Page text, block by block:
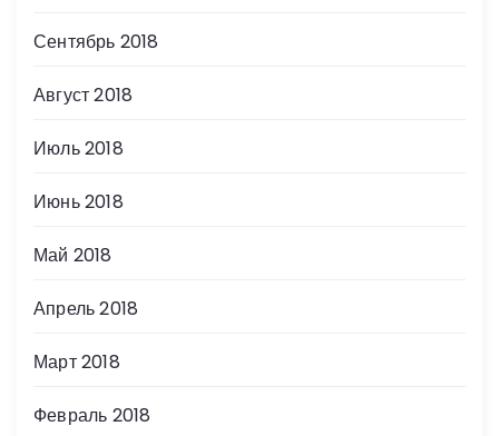
Сентябрь 2018
Август 2018
Июль 2018
Июнь 2018
Май 2018
Апрель 2018
Март 2018
Февраль 2018